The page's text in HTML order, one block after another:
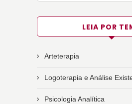
LEIA POR
Arteterapia
Logoterapia e Análise
Psicologia Analítica